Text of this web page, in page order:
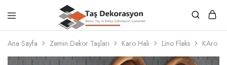
Taş
Dekorasyon
Beton,
Taş
Bahçe
Ana Sayfa Zemin Dekor Taşları Karo Halı Lino Fleks KAro